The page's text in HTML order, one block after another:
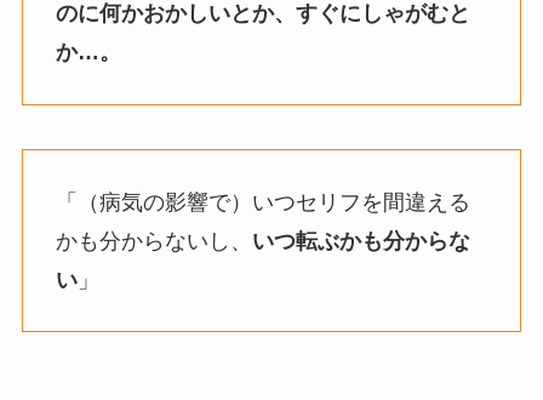
のに何かおかしいとか、すぐにしゃがむと
か…。
「（病気の影響で）いつセリフを間違える
かも分からないし、 いつ転ぶかも分からな
い」